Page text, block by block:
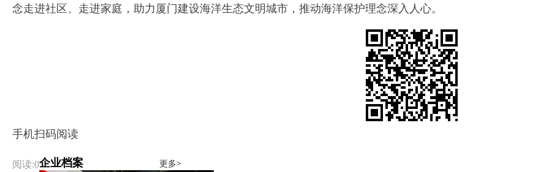
念走进社区、走进家庭，助力厦门建设海洋生态文明城市，推动海洋保护理念深入人心。
手机扫码阅读
阅读:0企业档案 更多>